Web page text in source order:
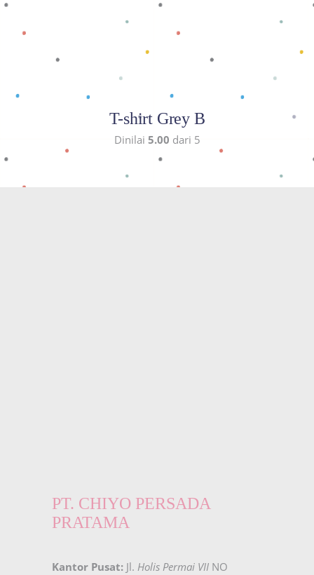
T-shirt Grey B
Dinilai 5.00 dari 5
PT. CHIYO PERSADA
PRATAMA
Kantor Pusat: Jl. Holis Permai VII NO